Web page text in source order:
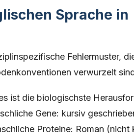
Sprache in
Fehlermuster,
verwurzelt
ist die biologischste
Gene: kursiv
Proteine: Roman (nicht